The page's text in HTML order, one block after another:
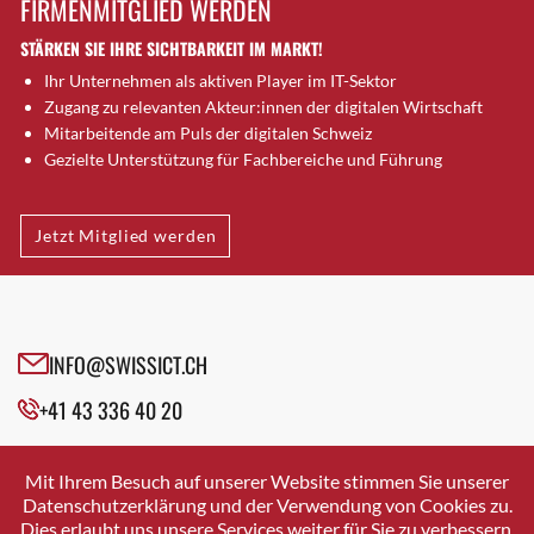
Brütten
Bubendorf
Bubikon
Buchs (SG)
Burgdorf
Bülach
Cazis
Cham
Davos Platz
Davos Platz 1
Dietikon
Dietlikon
FIRMENMITGLIED WERDEN
STÄRKEN SIE IHRE SICHTBARKEIT IM MARKT!
Ihr Unternehmen als aktiven Player im IT-Sektor
Zugang zu relevanten Akteur:innen der digitalen Wirtschaft
Mitarbeitende am Puls der digitalen Schweiz
Gezielte Unterstützung für Fachbereiche und Führung
Jetzt Mitglied werden
INFO@SWISSICT.CH
+41 43 336 40 20
SWISSICT
VULKANSTRASSE 120
8048 ZURICH
Mit Ihrem Besuch auf unserer Website stimmen Sie unserer
Datenschutzerklärung und der Verwendung von Cookies zu.
Dies erlaubt uns unsere Services weiter für Sie zu verbessern.